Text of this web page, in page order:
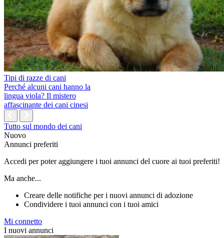
Tipi di razze di cani
Perché alcuni cani hanno la
lingua viola? Il mistero
affascinante dei cani cinesi
Tutto sul mondo dei cani
Nuovo
Annunci preferiti
Accedi per poter aggiungere i tuoi annunci del cuore ai tuoi preferiti!
Ma anche...
Creare delle notifiche per i nuovi annunci di adozione
Condividere i tuoi annunci con i tuoi amici
Mi connetto
I nuovi annunci